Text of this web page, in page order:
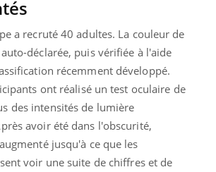
a recruté 40 adultes. La couleur de
déclarée, puis vérifiée à l'aide
récemment développé.
ont réalisé un test oculaire de
des intensités de lumière
avoir été dans l'obscurité,
jusqu'à ce que les
voir une suite de chiffres et de